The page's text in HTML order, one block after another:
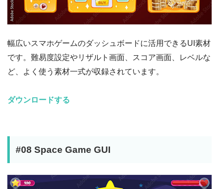
幅広いスマホゲームのダッシュボードに活用できるUI素材
です。難易度設定やリザルト画面、スコア画面、レベルな
ど、よく使う素材一式が収録されています。
ダウンロードする
#08 Space Game GUI